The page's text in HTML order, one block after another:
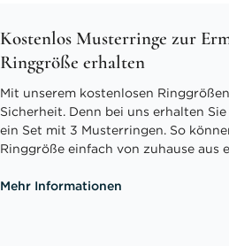
Kostenlos Musterringe zur
Ringgröße erhalten
Mit unserem kostenlosen
Sicherheit. Denn bei uns erhalten
ein Set mit 3 Musterringen. So
Ringgröße einfach von zuhause aus
Mehr Informationen